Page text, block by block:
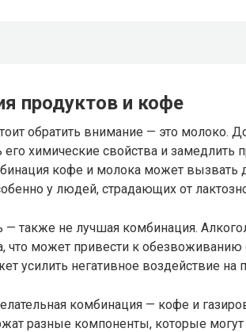
продуктов и кофе
обратить внимание — это молоко.
химические свойства и замедлить
кофе и молока может вызвать
у людей, страдающих от
— также не лучшая комбинация.
что может привести к обезвоживанию
усилить негативное воздействие на
комбинация — кофе и
разные компоненты, которые могут